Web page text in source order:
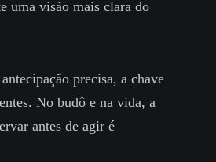
uma visão mais clara do
precisa, a chave
No budô e na vida, a
antes de agir é